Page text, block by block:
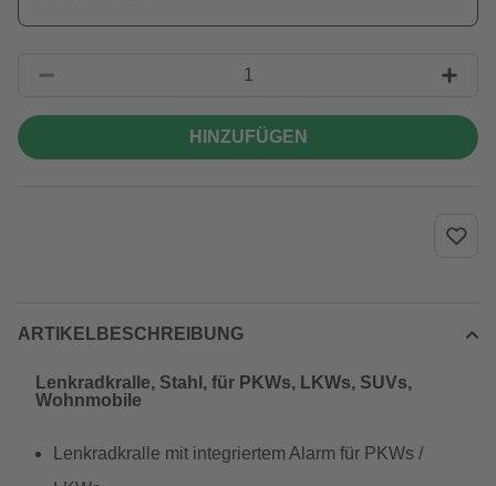
HINZUFÜGEN
ARTIKELBESCHREIBUNG
Lenkradkralle, Stahl, für PKWs, LKWs, SUVs,
Wohnmobile
Lenkradkralle mit integriertem Alarm für PKWs /